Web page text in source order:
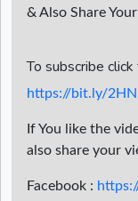
& Also Share
To subscribe
https://bit.ly/
If You like the
also share your
Facebook :